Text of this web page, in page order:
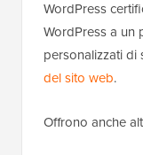
WordPress
WordPress a un
personalizzati di
del sito web.
Offrono anche